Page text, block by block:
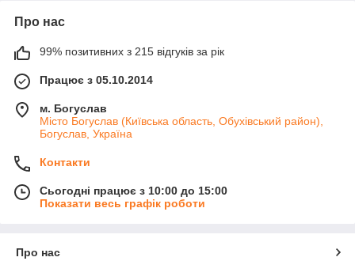
Про нас
99% позитивних з 215 відгуків за рік
Працює з 05.10.2014
м. Богуслав
Місто Богуслав (Київська область, Обухівський район),
Богуслав, Україна
Контакти
Сьогодні працює з 10:00 до 15:00
Показати весь графік роботи
Про нас